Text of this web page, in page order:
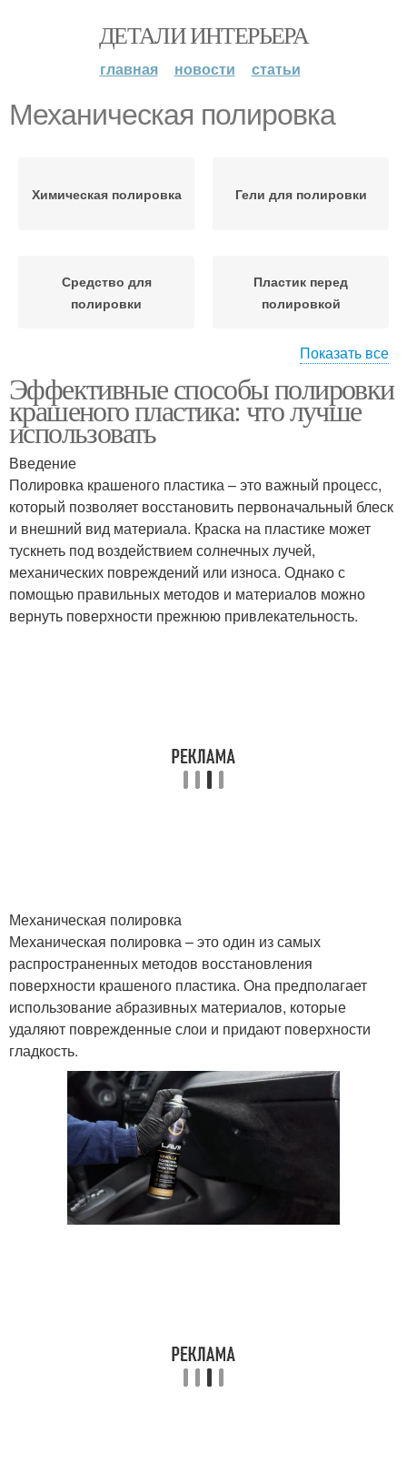
ДЕТАЛИ ИНТЕРЬЕРА
главная новости статьи
Механическая полировка
Химическая полировка Гели для полировки
Средство для
полировки
Пластик перед
полировкой
полировке
полировки
Абразивы для
полировки
Термическая полировка
Показать все
Эффективные способы полировки
крашеного пластика: что лучше
использовать
Введение
Полировка крашеного пластика – это важный процесс,
который позволяет восстановить первоначальный блеск
и внешний вид материала. Краска на пластике может
тускнеть под воздействием солнечных лучей,
механических повреждений или износа. Однако с
помощью правильных методов и материалов можно
вернуть поверхности прежнюю привлекательность.
Механическая полировка
Механическая полировка – это один из самых
распространенных методов восстановления
поверхности крашеного пластика. Она предполагает
использование абразивных материалов, которые
удаляют поврежденные слои и придают поверхности
гладкость.